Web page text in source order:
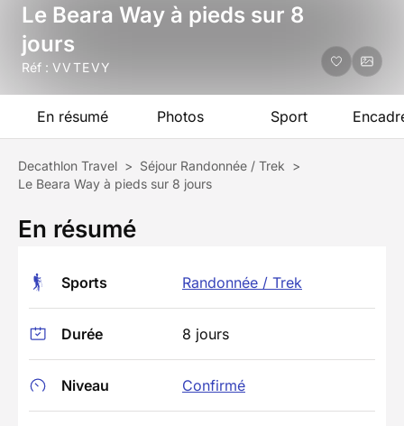
Le Beara Way à pieds sur 8
jours
Réf : VVTEVY
En résumé Photos Sport
Decathlon Travel > Séjour Randonnée / Trek >
Le Beara Way à pieds sur 8 jours
En résumé
Sports Randonnée / Trek
Durée 8 jours
Niveau Confirmé